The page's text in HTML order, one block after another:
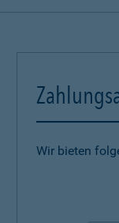
Wir bieten